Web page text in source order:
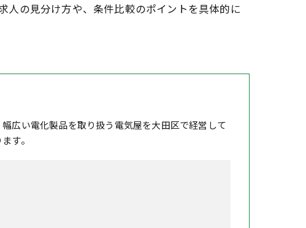
人の見分け方や、条件比較のポイントを具体的に
広い電化製品を取り扱う電気屋を大田区で経営して
す。